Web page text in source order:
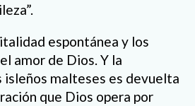
espontánea y los
amor de Dios. Y la
isleños malteses es devuelta
que Dios opera por